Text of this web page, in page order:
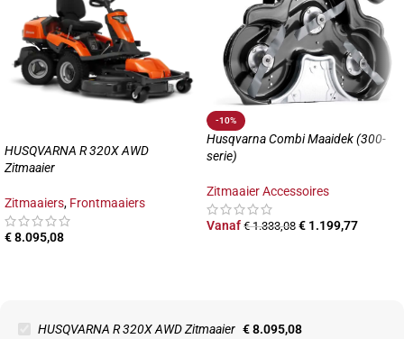
HUSQVARNA R 320X AWD
Zitmaaier
Zitmaaiers, Frontmaaiers
€8.095,08
-10%
Husqvarna Combi Maaidek (300-
serie)
Zitmaaier Accessoires
Vanaf €1.333,08 € 1.199,77
HUSQVARNA R 320X AWD Zitmaaier €8.095,08